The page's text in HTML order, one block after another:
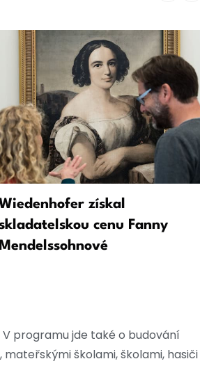
získal
cenu Fanny
programu jde také o budování
školami, školami, hasiči